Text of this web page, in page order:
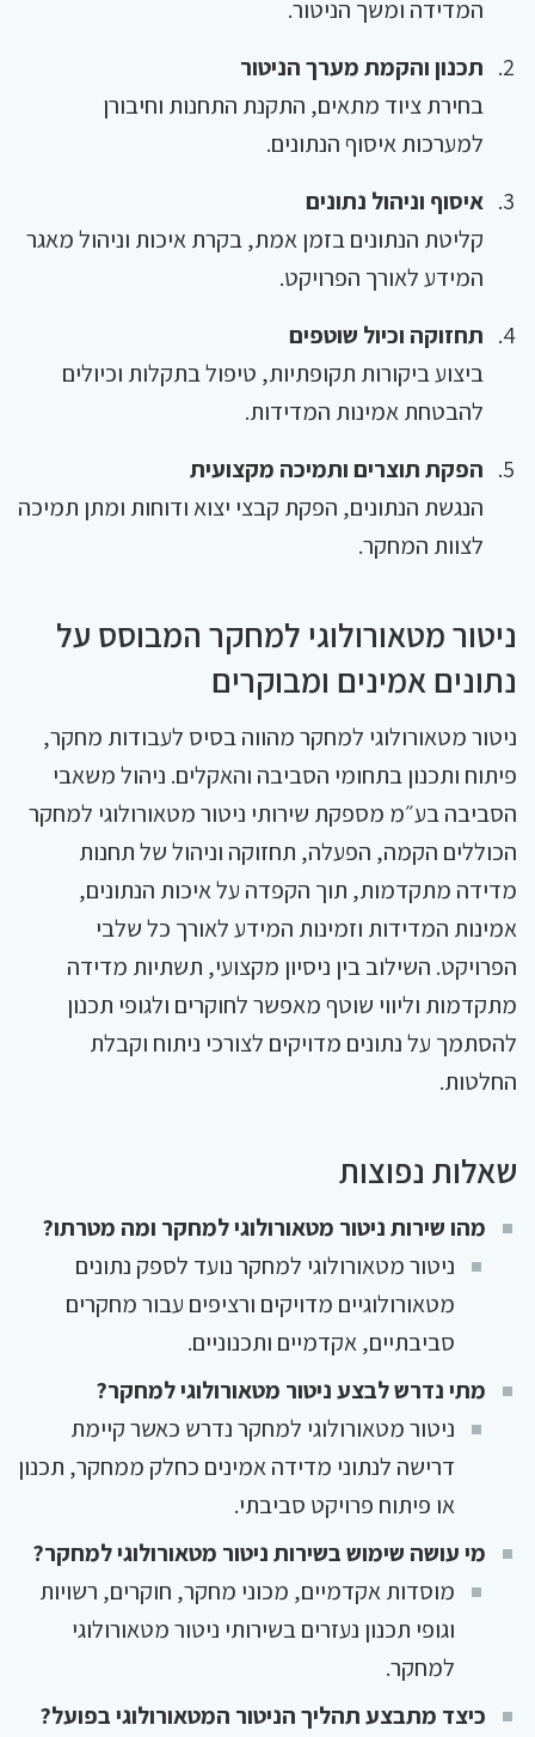
המדידה ומשך הניטור.
תכנון והקמת מערך הניטור
בחירת ציוד מתאים, התקנת התחנות וחיבורן
למערכות איסוף הנתונים.
איסוף וניהול נתונים
קליטת הנתונים בזמן אמת, בקרת איכות וניהול מאגר
המידע לאורך הפרויקט.
תחזוקה וכיול שוטפים
ביצוע ביקורות תקופתיות, טיפול בתקלות וכיולים
להבטחת אמינות המדידות.
הפקת תוצרים ותמיכה מקצועית
הנגשת הנתונים, הפקת קבצי יצוא ודוחות ומתן תמיכה
לצוות המחקר.
ניטור מטאורולוגי למחקר המבוסס על
נתונים אמינים ומבוקרים
ניטור מטאורולוגי למחקר מהווה בסיס לעבודות מחקר,
פיתוח ותכנון בתחומי הסביבה והאקלים. ניהול משאבי
הסביבה בע״מ מספקת שירותי ניטור מטאורולוגי למחקר
הכוללים הקמה, הפעלה, תחזוקה וניהול של תחנות
מדידה מתקדמות, תוך הקפדה על איכות הנתונים,
אמינות המדידות וזמינות המידע לאורך כל שלבי
הפרויקט. השילוב בין ניסיון מקצועי, תשתיות מדידה
מתקדמות וליווי שוטף מאפשר לחוקרים ולגופי תכנון
להסתמך על נתונים מדויקים לצורכי ניתוח וקבלת
החלטות.
שאלות נפוצות
מהו שירות ניטור מטאורולוגי למחקר ומה מטרתו?
ניטור מטאורולוגי למחקר נועד לספק נתונים
מטאורולוגיים מדויקים ורציפים עבור מחקרים
סביבתיים, אקדמיים ותכנוניים.
מתי נדרש לבצע ניטור מטאורולוגי למחקר?
ניטור מטאורולוגי למחקר נדרש כאשר קיימת
דרישה לנתוני מדידה אמינים כחלק ממחקר, תכנון
או פיתוח פרויקט סביבתי.
מי עושה שימוש בשירות ניטור מטאורולוגי למחקר?
מוסדות אקדמיים, מכוני מחקר, חוקרים, רשויות
וגופי תכנון נעזרים בשירותי ניטור מטאורולוגי
למחקר.
כיצד מתבצע תהליך הניטור המטאורולוגי בפועל?